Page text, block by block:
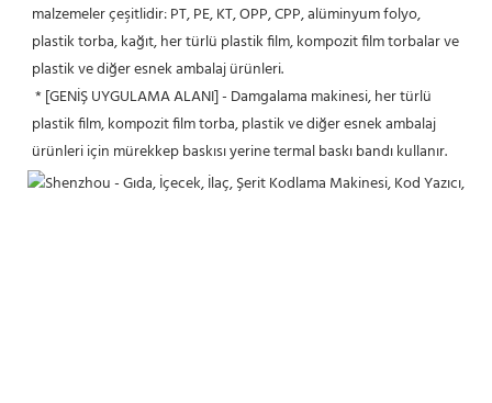
malzemeler çeşitlidir: PT, PE, KT, OPP, CPP, alüminyum folyo,
plastik torba, kağıt, her türlü plastik film, kompozit film torbalar ve
plastik ve diğer esnek ambalaj ürünleri.
plastik film, kompozit film torba, plastik ve diğer esnek ambalaj
ürünleri için mürekkep baskısı yerine termal baskı bandı kullanır.